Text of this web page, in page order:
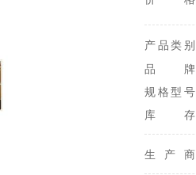
产品类别
品牌
规格型号
库存
生产商